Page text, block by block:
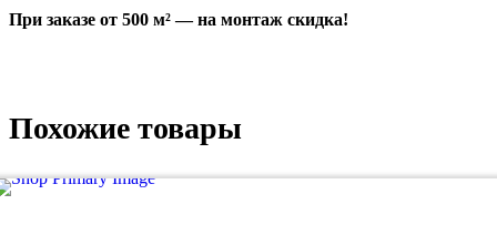
При заказе от 500 м² — на монтаж скидка!
Похожие товары